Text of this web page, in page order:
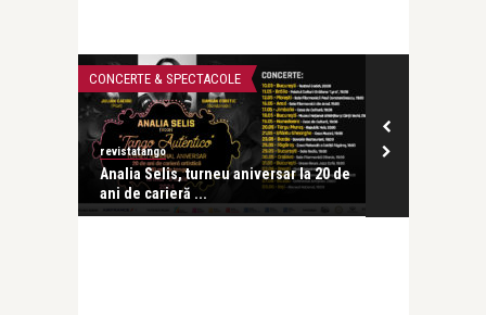
CONCERTE & SPECTACOLE
revistatango
Analia Selis, turneu aniversar la 20 de
ani de carieră ...